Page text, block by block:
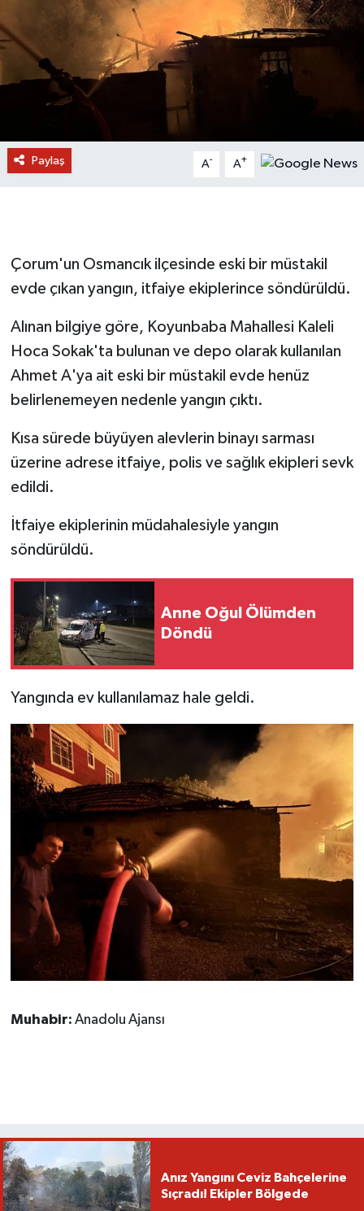
Paylaş A- A+
Çorum'un Osmancık ilçesinde eski bir müstakil
evde çıkan yangın, itfaiye ekiplerince söndürüldü.
Alınan bilgiye göre, Koyunbaba Mahallesi Kaleli
Hoca Sokak'ta bulunan ve depo olarak kullanılan
Ahmet A'ya ait eski bir müstakil evde henüz
belirlenemeyen nedenle yangın çıktı.
Kısa sürede büyüyen alevlerin binayı sarması
üzerine adrese itfaiye, polis ve sağlık ekipleri sevk
edildi.
İtfaiye ekiplerinin müdahalesiyle yangın
söndürüldü.
Anne Oğul Ölümden
Döndü
Yangında ev kullanılamaz hale geldi.
Muhabir: Anadolu Ajansı
Anız Yangını Ceviz Bahçelerine
Sıçradı! Ekipler Bölgede